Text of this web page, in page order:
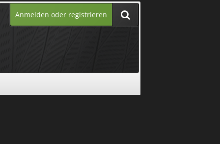
Anmelden oder registrieren